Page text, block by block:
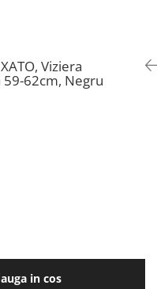
Viziera
62cm, Negru
in cos